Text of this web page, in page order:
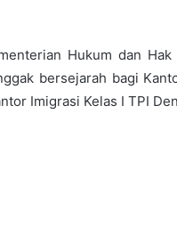
Hukum dan
bersejarah bagi
Imigrasi Kelas I TPI